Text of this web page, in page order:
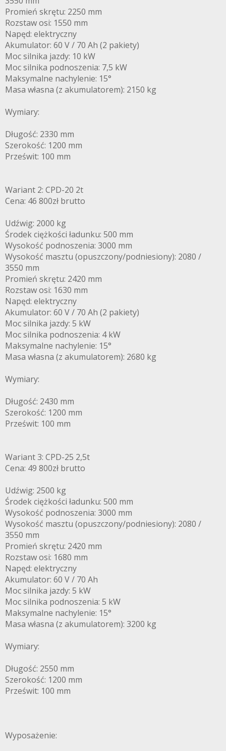
Promień skrętu: 2250 mm
Rozstaw osi: 1550 mm
Napęd: elektryczny
Akumulator: 60 V / 70 Ah (2 pakiety)
Moc silnika jazdy: 10 kW
Moc silnika podnoszenia: 7,5 kW
Maksymalne nachylenie: 15°
Masa własna (z akumulatorem): 2150 kg
Wymiary:
Długość: 2330 mm
Szerokość: 1200 mm
Prześwit: 100 mm
Wariant 2: CPD-20 2t
Cena: 46 800zł brutto
Udźwig: 2000 kg
Środek ciężkości ładunku: 500 mm
Wysokość podnoszenia: 3000 mm
Wysokość masztu (opuszczony/podniesiony): 2080 /
3550 mm
Promień skrętu: 2420 mm
Rozstaw osi: 1630 mm
Napęd: elektryczny
Akumulator: 60 V / 70 Ah (2 pakiety)
Moc silnika jazdy: 5 kW
Moc silnika podnoszenia: 4 kW
Maksymalne nachylenie: 15°
Masa własna (z akumulatorem): 2680 kg
Wymiary:
Długość: 2430 mm
Szerokość: 1200 mm
Prześwit: 100 mm
Wariant 3: CPD-25 2,5t
Cena: 49 800zł brutto
Udźwig: 2500 kg
Środek ciężkości ładunku: 500 mm
Wysokość podnoszenia: 3000 mm
Wysokość masztu (opuszczony/podniesiony): 2080 /
3550 mm
Promień skrętu: 2420 mm
Rozstaw osi: 1680 mm
Napęd: elektryczny
Akumulator: 60 V / 70 Ah
Moc silnika jazdy: 5 kW
Moc silnika podnoszenia: 5 kW
Maksymalne nachylenie: 15°
Masa własna (z akumulatorem): 3200 kg
Wymiary:
Długość: 2550 mm
Szerokość: 1200 mm
Prześwit: 100 mm
Wyposażenie: